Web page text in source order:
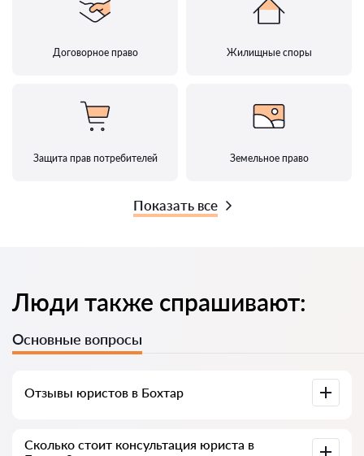
Договорное право Жилищные споры
Защита прав потребителей Земельное право
Показать все
Люди также спрашивают:
Основные вопросы
Отзывы юристов в Бохтар
Advokat-tj.com — полезны для выбора специалиста.
Сколько стоит консультация юриста в